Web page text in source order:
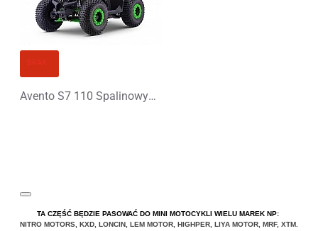
Avento S7 110 Spalinowy Midi Quad - PLATIN LINE
TA CZĘŚĆ BĘDZIE PASOWAĆ DO MINI MOTOCYKLI WIELU MAREK NP:
NITRO MOTORS, KXD, LONCIN, LEM MOTOR, HIGHPER, LIYA MOTOR, MRF, XTM.